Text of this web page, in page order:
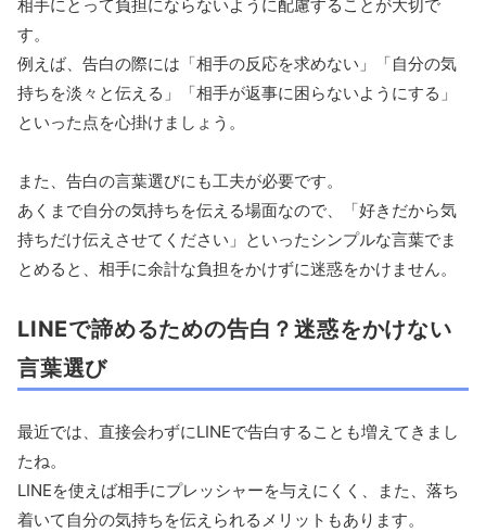
相手にとって負担にならないように配慮することが大切で
す。
例えば、告白の際には「相手の反応を求めない」「自分の気
持ちを淡々と伝える」「相手が返事に困らないようにする」
といった点を心掛けましょう。
また、告白の言葉選びにも工夫が必要です。
あくまで自分の気持ちを伝える場面なので、「好きだから気
持ちだけ伝えさせてください」といったシンプルな言葉でま
とめると、相手に余計な負担をかけずに迷惑をかけません。
LINEで諦めるための告白？迷惑をかけない
言葉選び
最近では、直接会わずにLINEで告白することも増えてきまし
たね。
LINEを使えば相手にプレッシャーを与えにくく、また、落ち
着いて自分の気持ちを伝えられるメリットもあります。